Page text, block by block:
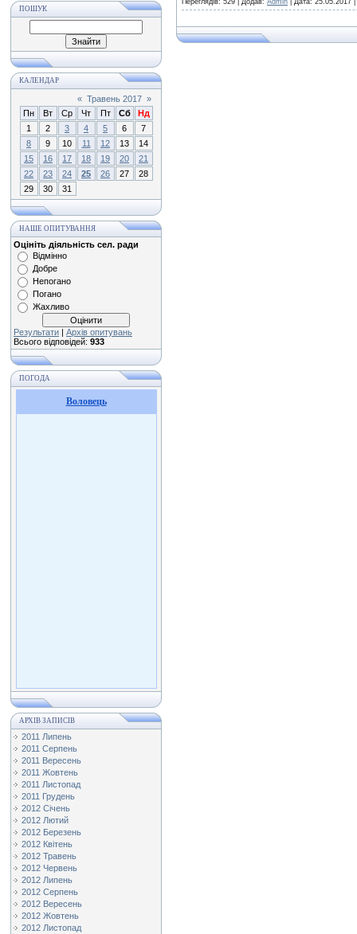
ПОШУК
КАЛЕНДАР
« Травень 2017 »
Пн
Вт Ср Чт Пт Сб
Нд
1
2 3 4 5 6
7
8
9 10 11 12 13
14
15
16 17 18 19 20
21
22
23 24 25 26 27
28
29
30 31
НАШЕ ОПИТУВАННЯ
Оцініть діяльність сел. ради
Відмінно
Добре
Непогано
Погано
Жахливо
Результати | Архів опитувань
Всього відповідей: 933
ПОГОДА
Воловець
АРХІВ ЗАПИСІВ
2011 Липень
2011 Серпень
2011 Вересень
2011 Жовтень
2011 Листопад
2011 Грудень
2012 Січень
2012 Лютий
2012 Березень
2012 Квітень
2012 Травень
2012 Червень
2012 Липень
2012 Серпень
2012 Вересень
2012 Жовтень
2012 Листопад
Переглядів: 529 Додав: Admin Дата: 25.05.2017